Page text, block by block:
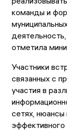
команды и
отметила
Участники
связанных с
участия в
сетях, нюансы